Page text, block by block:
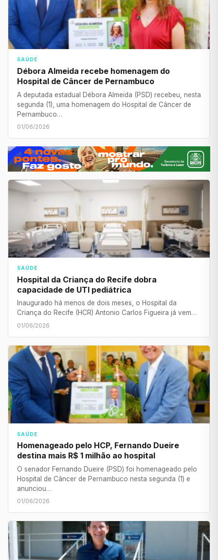
SAÚDE
Débora Almeida recebe homenagem do
Hospital de Câncer de Pernambuco
A deputada estadual Débora Almeida (PSD) recebeu, nesta
segunda (1), uma homenagem do Hospital de Câncer de
Pernambuco…
01/06/2026
SAÚDE
Hospital da Criança do Recife dobra
capacidade de UTI pediátrica
Inaugurado há menos de dois meses, o Hospital da
Criança do Recife (HCR) Antonio Carlos Figueira já vem…
01/06/2026
SAÚDE
Homenageado pelo HCP, Fernando Dueire
destina mais R$ 1 milhão ao hospital
O senador Fernando Dueire (PSD) foi homenageado pelo
Hospital de Câncer de Pernambuco nesta segunda (1) e
anunciou…
01/06/2026